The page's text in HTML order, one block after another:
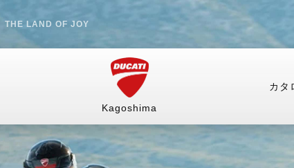
THE LAND OF JOY
Kagoshima
カタ
店舗情報 中古車 販売情報 お支